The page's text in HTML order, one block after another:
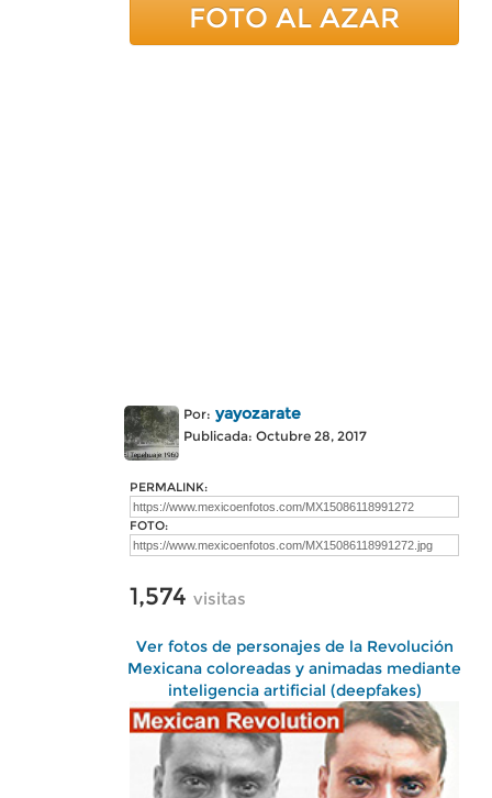
FOTO AL AZAR
Por: yayozarate
Publicada: Octubre 28, 2017
PERMALINK:
FOTO:
1,574 visitas
Ver fotos de personajes de la Revolución
Mexicana coloreadas y animadas mediante
inteligencia artificial (deepfakes)